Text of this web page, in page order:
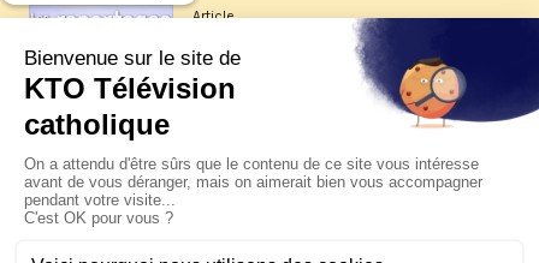
Article
Les reportages d'été 2026 de KTO
La visite pastorale du pape Léon
XIV à Assise à suivre sur KTO le
jeudi 6 août